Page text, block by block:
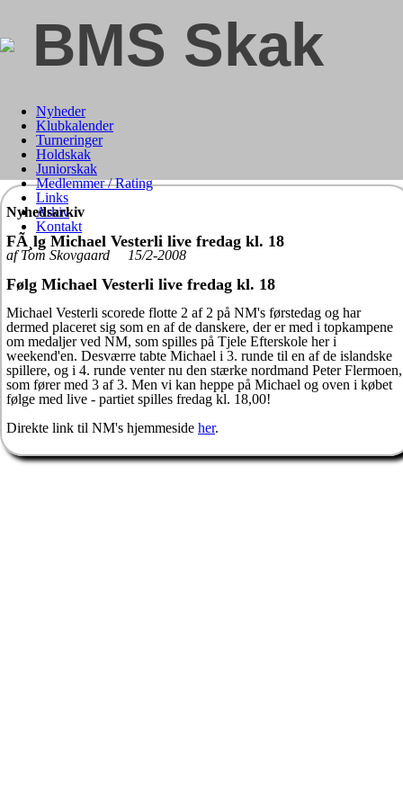
BMS Skak
Nyheder
Klubkalender
Turneringer
Holdskak
Juniorskak
Medlemmer / Rating
Links
Arkiv
Kontakt
Nyhedsarkiv
FÃ¸lg Michael Vesterli live fredag kl. 18
af Tom Skovgaard 15/2-2008
Følg Michael Vesterli live fredag kl. 18
Michael Vesterli scorede flotte 2 af 2 på NM's førstedag og har
dermed placeret sig som en af de danskere, der er med i topkampene
om medaljer ved NM, som spilles på Tjele Efterskole her i
weekend'en. Desværre tabte Michael i 3. runde til en af de islandske
spillere, og i 4. runde venter nu den stærke nordmand Peter Flermoen,
som fører med 3 af 3. Men vi kan heppe på Michael og oven i købet
følge med live - partiet spilles fredag kl. 18,00!
Direkte link til NM's hjemmeside her.